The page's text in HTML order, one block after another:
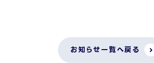
お知らせ一覧へ戻る